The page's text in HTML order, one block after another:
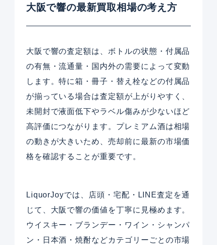
大阪で響の最新買取相場の考え方
大阪で響の査定額は、ボトルの状態・付属品
の有無・流通量・国内外の需要によって変動
します。特に箱・冊子・替え栓などの付属品
が揃っている場合は査定額が上がりやすく、
未開封で液面低下やラベル傷みが少ないほど
高評価につながります。プレミアム酒は相場
の動きが大きいため、売却前に最新の市場価
格を確認することが重要です。
LiquorJoyでは、店頭・宅配・LINE査定を通
じて、大阪で響の価値を丁寧に見極めます。
ウイスキー・ブランデー・ワイン・シャンパ
ン・日本酒・焼酎などカテゴリーごとの市場